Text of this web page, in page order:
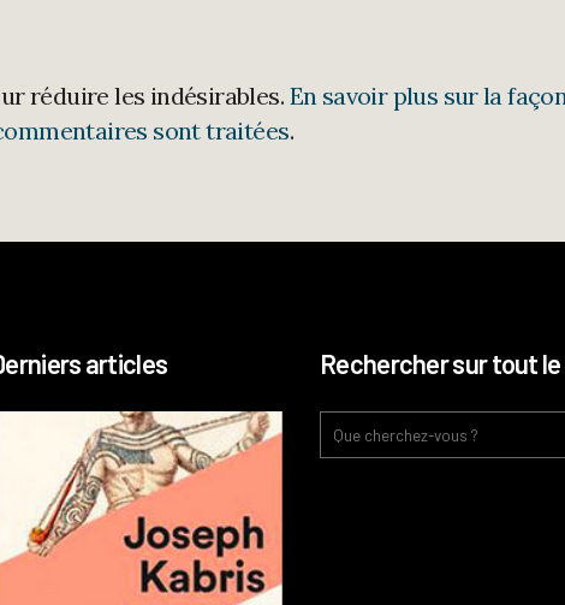
réduire les indésirables. En savoir plus sur la
sont traitées.
articles Rechercher sur tout